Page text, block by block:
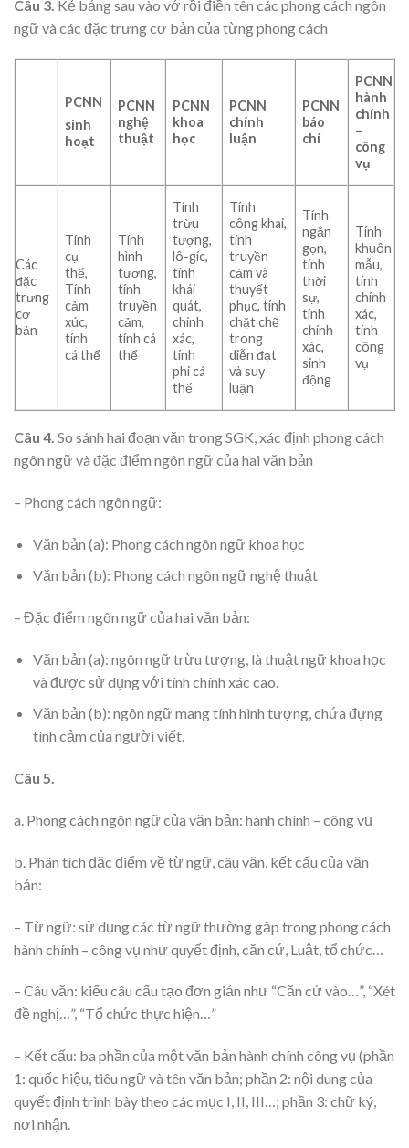
Câu 3. Kẻ bảng sau vào vở rồi điền tên các phong cách ngôn
ngữ và các đặc trưng cơ bản của từng phong cách
PCNN
sinh
hoạt
PCNN
nghệ
thuật
PCNN
khoa
học
PCNN
chính
luận
PCNN
báo
chí
PCNN
hành
chính
–
công
vụ
Các
đặc
trưng
cơ
bản
Tính
cụ
thể,
Tính
cảm
xúc,
tính
cá thể
Tính
hình
tượng,
tính
truyền
cảm,
tính cá
thể
Tính
trừu
tượng,
lô-gíc,
tính
khái
quát,
chính
xác,
tính
phi cá
thể
Tính
công khai,
tính
truyền
cảm và
thuyết
phục, tính
chặt chẽ
trong
diễn đạt
và suy
luận
Tính
ngắn
gọn,
tính
thời
sự,
tính
chính
xác,
sinh
động
Tính
khuôn
mẫu,
tính
chính
xác,
tính
công
vụ
Câu 4. So sánh hai đoạn văn trong SGK, xác định phong cách
ngôn ngữ và đặc điểm ngôn ngữ của hai văn bản
– Phong cách ngôn ngữ:
Văn bản (a): Phong cách ngôn ngữ khoa học
Văn bản (b): Phong cách ngôn ngữ nghệ thuật
– Đặc điểm ngôn ngữ của hai văn bản:
Văn bản (a): ngôn ngữ trừu tượng, là thuật ngữ khoa học
và được sử dụng với tính chính xác cao.
Văn bản (b): ngôn ngữ mang tính hình tượng, chứa đựng
tình cảm của người viết.
Câu 5.
a. Phong cách ngôn ngữ của văn bản: hành chính – công vụ
b. Phân tích đặc điểm về từ ngữ, câu văn, kết cấu của văn
bản:
– Từ ngữ: sử dụng các từ ngữ thường gặp trong phong cách
hành chính – công vụ như quyết định, căn cứ, Luật, tổ chức…
– Câu văn: kiểu câu cấu tạo đơn giản như “Căn cứ vào…”, “Xét
đề nghị…”, “Tổ chức thực hiện…”
– Kết cấu: ba phần của một văn bản hành chính công vụ (phần
1: quốc hiệu, tiêu ngữ và tên văn bản; phần 2: nội dung của
quyết định trình bày theo các mục I, II, III…; phần 3: chữ ký,
nơi nhận.